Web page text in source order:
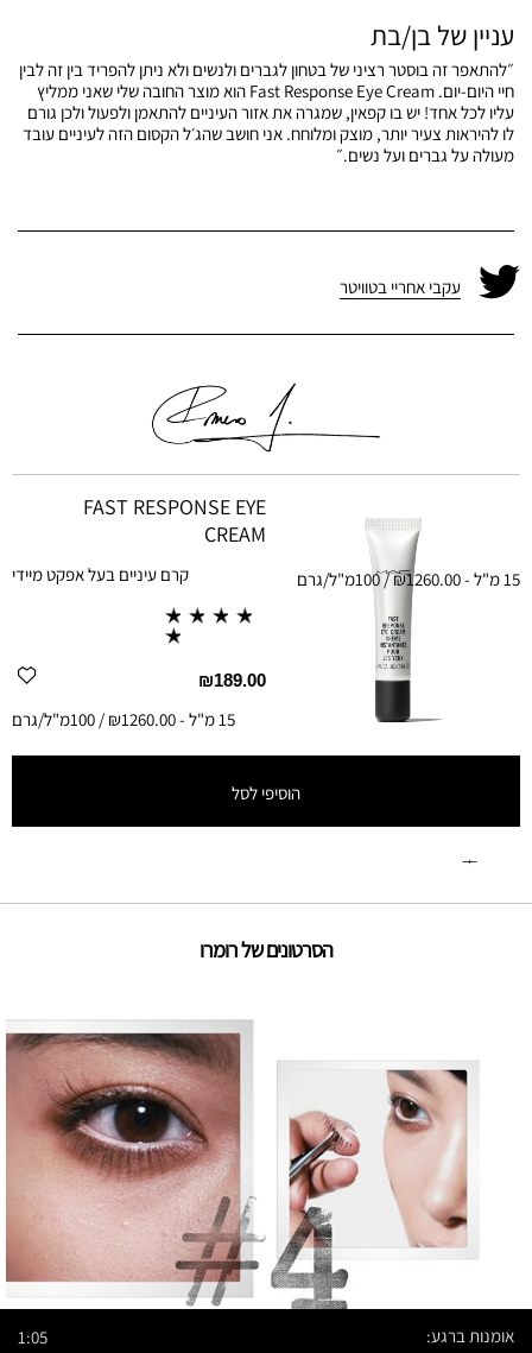
עניין של בן/בת
״להתאפר זה בוסטר רציני של בטחון לגברים ולנשים ולא ניתן להפריד בין זה לבין
חיי היום-יום. Fast Response Eye Cream הוא מוצר החובה שלי שאני ממליץ
עליו לכל אחד! יש בו קפאין, שמגרה את אזור העיניים להתאמן ולפעול ולכן גורם
לו להיראות צעיר יותר, מוצק ומלוחח. אני חושב שהג׳ל הקסום הזה לעיניים עובד
מעולה על גברים ועל נשים.״
עקבי אחריי בטוויטר
FAST RESPONSE EYE
CREAM
קרם עיניים בעל אפקט מיידי
₪189.00
15 מ"ל -₪1260.00 / 100מ"ל/גרם
15 מ"ל -₪1260.00 / 100מ"ל/גרם
הוסיפי לסל
הסרטונים של רומרו
1:05 אומנות ברגע: